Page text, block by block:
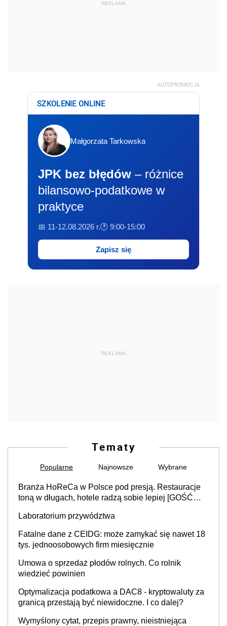
REKLAMA
AUTOPROMOCJA
SZKOLENIE ONLINE
Małgorzata Tarkowska
JPK bez błędów – różnice
bilansowo-podatkowe w
praktyce
📅 11-12.08.2026 r.🕐 9:00-15:00
Zapisz się
REKLAMA
Tematy
Popularne Najnowsze Wybrane
Branża HoReCa w Polsce pod presją. Restauracje
toną w długach, hotele radzą sobie lepiej [GOŚĆ
Laboratorium przywództwa
Fatalne dane z CEIDG: może zamykać się nawet 18
tys. jednoosobowych firm miesięcznie
Umowa o sprzedaż płodów rolnych. Co rolnik
wiedzieć powinien
Optymalizacja podatkowa a DAC8 - kryptowaluty za
granicą przestają być niewidoczne. I co dalej?
Wymyślony cytat, przepis prawny, nieistniejąca